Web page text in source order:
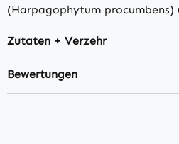
(Harpagophytum procumbens)
Zutaten + Verzehr
Bewertungen